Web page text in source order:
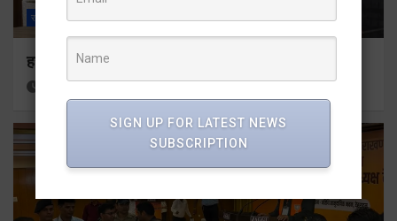
राज्य ALL देहरादून
हर घर तिरंगा अभियान को जन-जन तक पहुंचाने की तैयारी
SIGN UP FOR LATEST NEWS
SUBSCRIPTION